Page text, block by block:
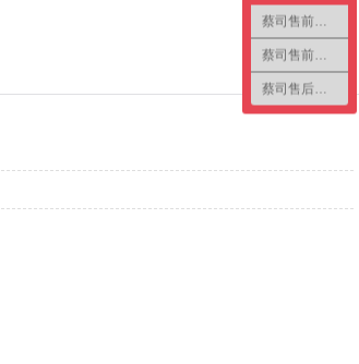
蔡司售前咨询1
蔡司售前咨询2
蔡司售后咨询